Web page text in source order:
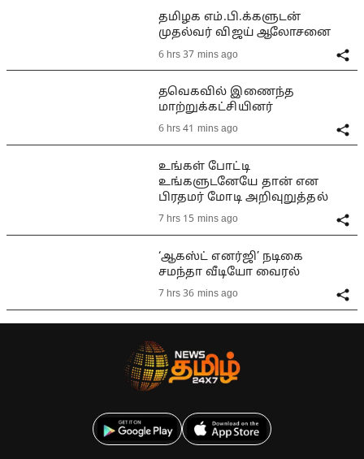
தமிழக எம்.பி.க்களுடன்
முதல்வர் விஜய் ஆலோசனை
6 hrs 37 mins ago
தவெகவில் இணைந்த
மாற்றுக்கட்சியினர்
6 hrs 41 mins ago
உங்கள் போட்டி
உங்களுடனேயே தான் என
பிரதமர் மோடி அறிவுறுத்தல்
7 hrs 15 mins ago
‘ஆகஸ்ட் எனர்ஜி’ நடிகை
சமந்தா வீடியோ வைரல்
7 hrs 36 mins ago